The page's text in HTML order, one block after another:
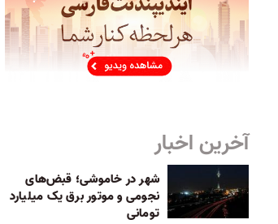
آخرین اخبار
شهر در خاموشی؛ قبض‌های
نجومی و موتور برق یک میلیارد
تومانی